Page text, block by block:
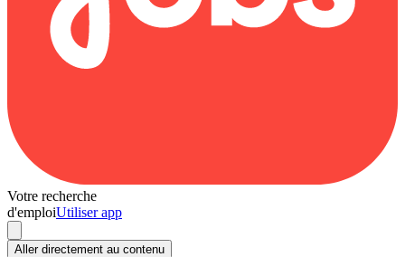
Votre recherche
d'emploiUtiliser app
Aller directement au contenu